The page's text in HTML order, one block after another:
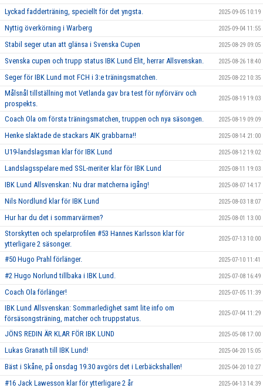
Lyckad fadderträning, speciellt för det yngsta. 2025-09-05 10:19
Nyttig överkörning i Warberg 2025-09-04 11:55
Stabil seger utan att glänsa i Svenska Cupen 2025-08-29 09:05
Svenska cupen och trupp status IBK Lund Elit, herrar Allsvenskan. 2025-08-26 18:40
Seger för IBK Lund mot FCH i 3:e träningsmatchen. 2025-08-22 10:35
Målsnål tillställning mot Vetlanda gav bra test för nyförvärv och
prospekts.
2025-08-19 19:03
Coach Ola om första träningsmatchen, truppen och nya säsongen. 2025-08-19 09:09
Henke slaktade de stackars AIK grabbarna!! 2025-08-14 21:00
U19-landslagsman klar för IBK Lund 2025-08-12 19:02
Landslagsspelare med SSL-meriter klar för IBK Lund 2025-08-11 19:03
IBK Lund Allsvenskan: Nu drar matcherna igång! 2025-08-07 14:17
Nils Nordlund klar för IBK Lund 2025-08-03 18:07
Hur har du det i sommarvärmen? 2025-08-01 13:00
Storskytten och spelarprofilen #53 Hannes Karlsson klar för
ytterligare 2 säsonger.
2025-07-13 10:00
#50 Hugo Prahl förlänger. 2025-07-10 11:41
#2 Hugo Norlund tillbaka i IBK Lund. 2025-07-08 16:49
Coach Ola förlänger! 2025-07-05 11:39
IBK Lund Allsvenskan: Sommarledighet samt lite info om
försäsongsträning, matcher och truppstatus.
2025-07-04 11:29
JÖNS REDIN ÄR KLAR FÖR IBK LUND 2025-05-08 17:00
Lukas Granath till IBK Lund! 2025-04-20 15:05
Bäst i Skåne, på onsdag 19.30 avgörs det i Lerbäckshallen! 2025-04-20 10:27
#16 Jack Lawesson klar för ytterligare 2 år 2025-04-13 14:39